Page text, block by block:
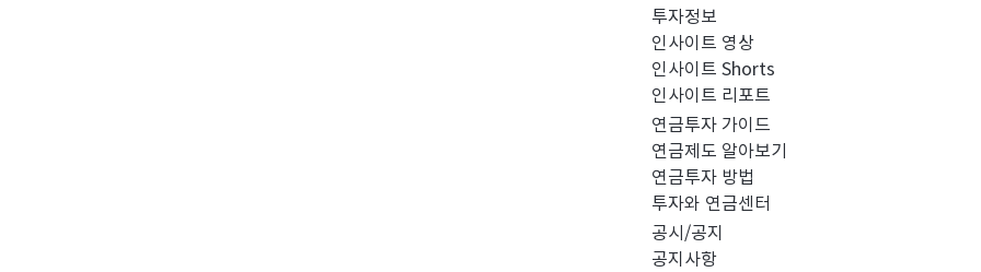
투자정보
인사이트 영상
인사이트 Shorts
인사이트 리포트
연금투자 가이드
연금제도 알아보기
연금투자 방법
투자와 연금센터
공시/공지
공지사항
PICK 인사이트 (0)
경영공시 (0)